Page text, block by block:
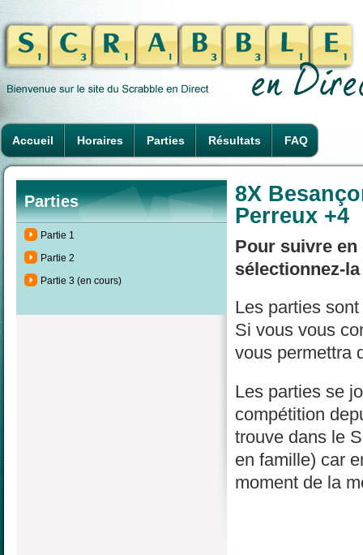
Accueil Horaires Parties Résultats FAQ
Parties
Partie 1
Partie 2
Partie 3 (en cours)
8X
Perreux +4
Pour suivre
sélectionnez-
Les parties
Si vous vous
vous permettra
Les parties se
compétition
trouve dans le
en famille) car
moment de la